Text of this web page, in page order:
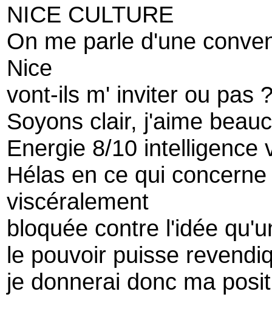
NICE CULTURE
On me parle d'une
Nice
vont-ils m' inviter ou pas
Soyons clair, j'aime
Energie 8/10 intelligence
Hélas en ce qui
viscéralement
bloquée contre l'idée
le pouvoir puisse
je donnerai donc ma